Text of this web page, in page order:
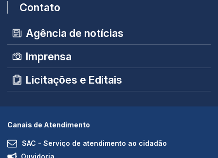
Contato
Agência de notícias
Imprensa
Licitações e Editais
Canais de Atendimento
SAC - Serviço de atendimento ao cidadão
Ouvidoria